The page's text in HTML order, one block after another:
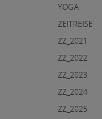
YOGA
ZEITREISE
ZZ_2021
ZZ_2022
ZZ_2023
ZZ_2024
ZZ_2025